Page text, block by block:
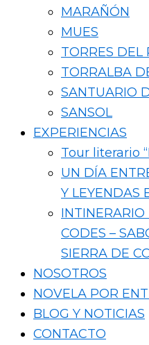
MARAÑÓN
MUES
TORRES DEL
TORRALBA
SANTUARIO
SANSOL
EXPERIENCIAS
Tour literario
UN DÍA
Y LEYENDAS
INTINERARIO
CODES –
SIERRA DE
NOSOTROS
NOVELA POR
BLOG Y NOTICIAS
CONTACTO